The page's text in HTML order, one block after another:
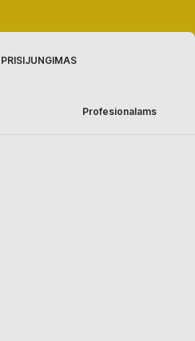
PRISIJUNGIMAS
Profesionalams